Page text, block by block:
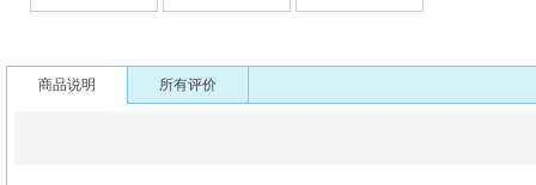
商品说明 所有评价